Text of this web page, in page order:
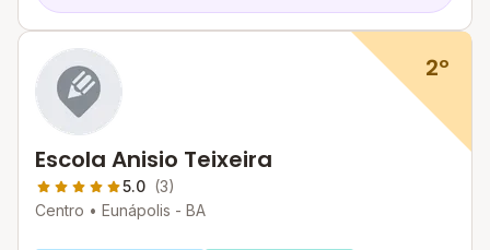
2º
Escola Anisio Teixeira
5.0 (3)
Centro • Eunápolis - BA